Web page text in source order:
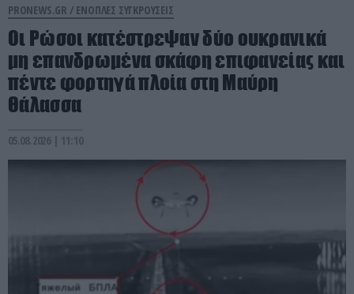
PRONEWS.GR / ΕΝΟΠΛΕΣ ΣΥΓΚΡΟΥΣΕΙΣ
Οι Ρώσοι κατέστρεψαν δύο ουκρανικά
μη επανδρωμένα σκάφη επιφανείας και
πέντε φορτηγά πλοία στη Μαύρη
Θάλασσα
05.08.2026 | 11:10